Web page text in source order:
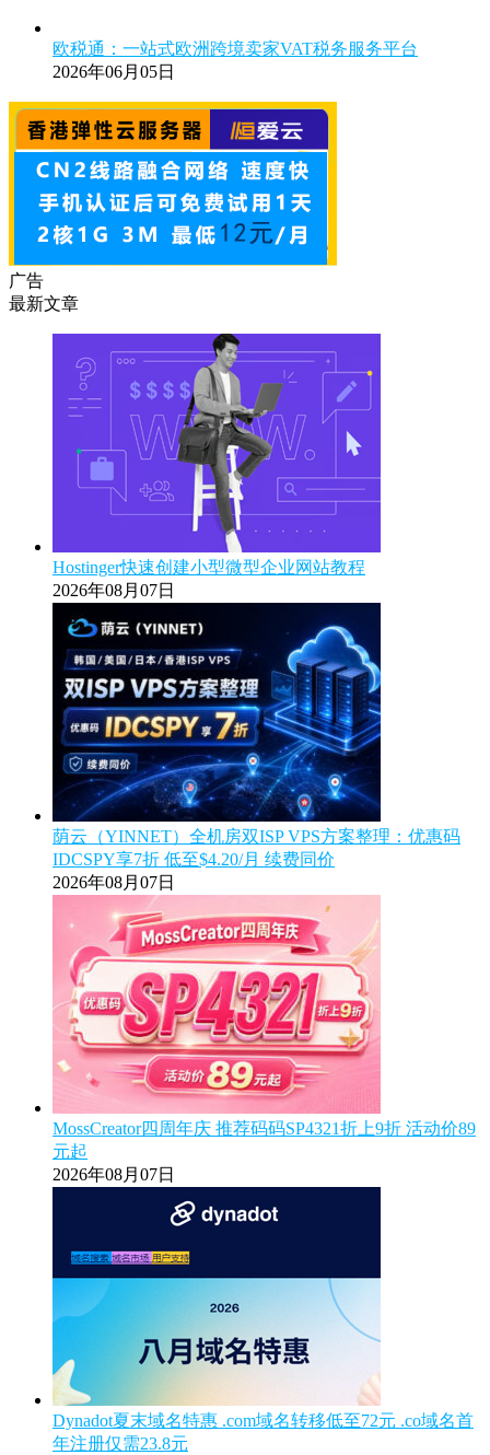
欧税通：一站式欧洲跨境卖家VAT税务服务平台
2026年06月05日
广告
最新文章
Hostinger快速创建小型微型企业网站教程
2026年08月07日
荫云（YINNET）全机房双ISP VPS方案整理：优惠码
IDCSPY享7折 低至$4.20/月 续费同价
2026年08月07日
MossCreator四周年庆 推荐码码SP4321折上9折 活动价89
元起
2026年08月07日
Dynadot夏末域名特惠 .com域名转移低至72元 .co域名首
年注册仅需23.8元